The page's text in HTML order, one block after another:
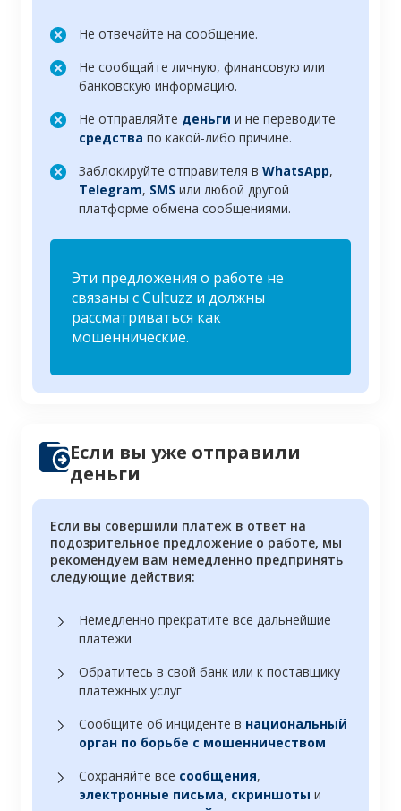
Не отвечайте на сообщение.
Не сообщайте личную, финансовую или
банковскую информацию.
Не отправляйте деньги и не переводите
средства по какой-либо причине.
Заблокируйте отправителя в WhatsApp,
Telegram, SMS или любой другой
платформе обмена сообщениями.
Эти предложения о работе не
связаны с Cultuzz и должны
рассматриваться как
мошеннические.
Если вы уже отправили
деньги
Если вы совершили платеж в ответ на
подозрительное предложение о работе, мы
рекомендуем вам немедленно предпринять
следующие действия:
Немедленно прекратите все дальнейшие
платежи
Обратитесь в свой банк или к поставщику
платежных услуг
Сообщите об инциденте в национальный
орган по борьбе с мошенничеством
Сохраняйте все сообщения,
электронные письма, скриншоты и